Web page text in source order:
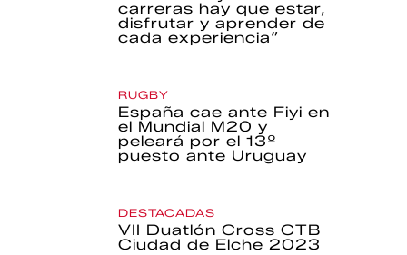
carreras hay que estar,
disfrutar y aprender de
cada experiencia”
RUGBY
España cae ante Fiyi en
el Mundial M20 y
peleará por el 13º
puesto ante Uruguay
DESTACADAS
VII Duatlón Cross CTB
Ciudad de Elche 2023